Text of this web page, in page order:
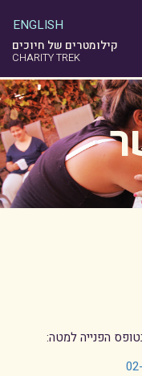
ENGLISH
קילומטרים של חיוכים
CHARITY TREK
הפנייה למטה: